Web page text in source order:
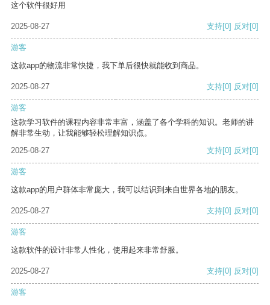
这个软件很好用
2025-08-27 支持[0] 反对[0]
游客
这款app的物流非常快捷，我下单后很快就能收到商品。
2025-08-27 支持[0] 反对[0]
游客
这款学习软件的课程内容非常丰富，涵盖了各个学科的知识。老师的讲
解非常生动，让我能够轻松理解知识点。
2025-08-27
支持[0] 反对[0]
游客
这款app的用户群体非常庞大，我可以结识到来自世界各地的朋友。
2025-08-27 支持[0] 反对[0]
游客
这款软件的设计非常人性化，使用起来非常舒服。
2025-08-27 支持[0] 反对[0]
游客